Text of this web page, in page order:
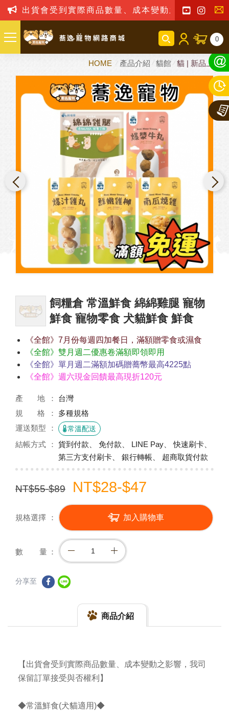
出貨會受到實際商品數量、成本變動之影響，我司保留
聯
我
們
0
HOME 產品介紹 貓館 貓 | 新品上市
飼糧倉 常溫鮮食 綿綿雞腿 寵物
鮮食 寵物零食 犬貓鮮食 鮮食
《全館》7月份每週四加餐日，滿額贈零食或濕食
《全館》雙月週二優惠卷滿額即領即用
《全館》單月週二滿額加碼贈蕎幣最高4225點
《全館》週六現金回饋最高現折120元
產 地
台灣
規 格
多種規格
運送類型
常溫配送
結帳方式
貨到付款、 免付款、 LINE Pay、 快速刷卡、
第三方支付刷卡、 銀行轉帳、 超商取貨付款
NT$55-$89 NT$28-$47
規格選擇 加入購物車
數 量
分享至
商品介紹
【出貨會受到實際商品數量、成本變動之影響，我司
保留訂單接受與否權利】
◆常溫鮮食(犬貓適用)◆